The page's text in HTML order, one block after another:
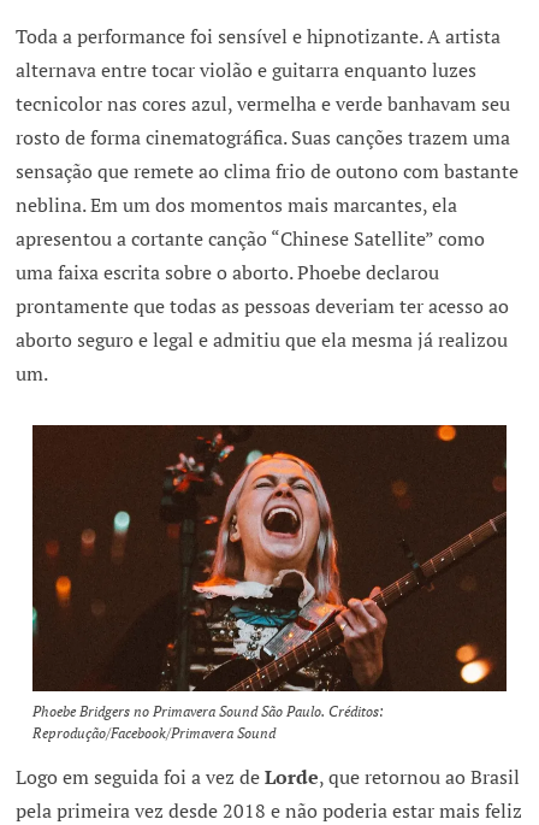
Toda a performance foi sensível e hipnotizante. A artista
alternava entre tocar violão e guitarra enquanto luzes
tecnicolor nas cores azul, vermelha e verde banhavam seu
rosto de forma cinematográfica. Suas canções trazem uma
sensação que remete ao clima frio de outono com bastante
neblina. Em um dos momentos mais marcantes, ela
apresentou a cortante canção “Chinese Satellite” como
uma faixa escrita sobre o aborto. Phoebe declarou
prontamente que todas as pessoas deveriam ter acesso ao
aborto seguro e legal e admitiu que ela mesma já realizou
um.
Phoebe Bridgers no Primavera Sound São Paulo. Créditos:
Reprodução/Facebook/Primavera Sound
Logo em seguida foi a vez deLorde, que retornou ao Brasil
pela primeira vez desde 2018 e não poderia estar mais feliz